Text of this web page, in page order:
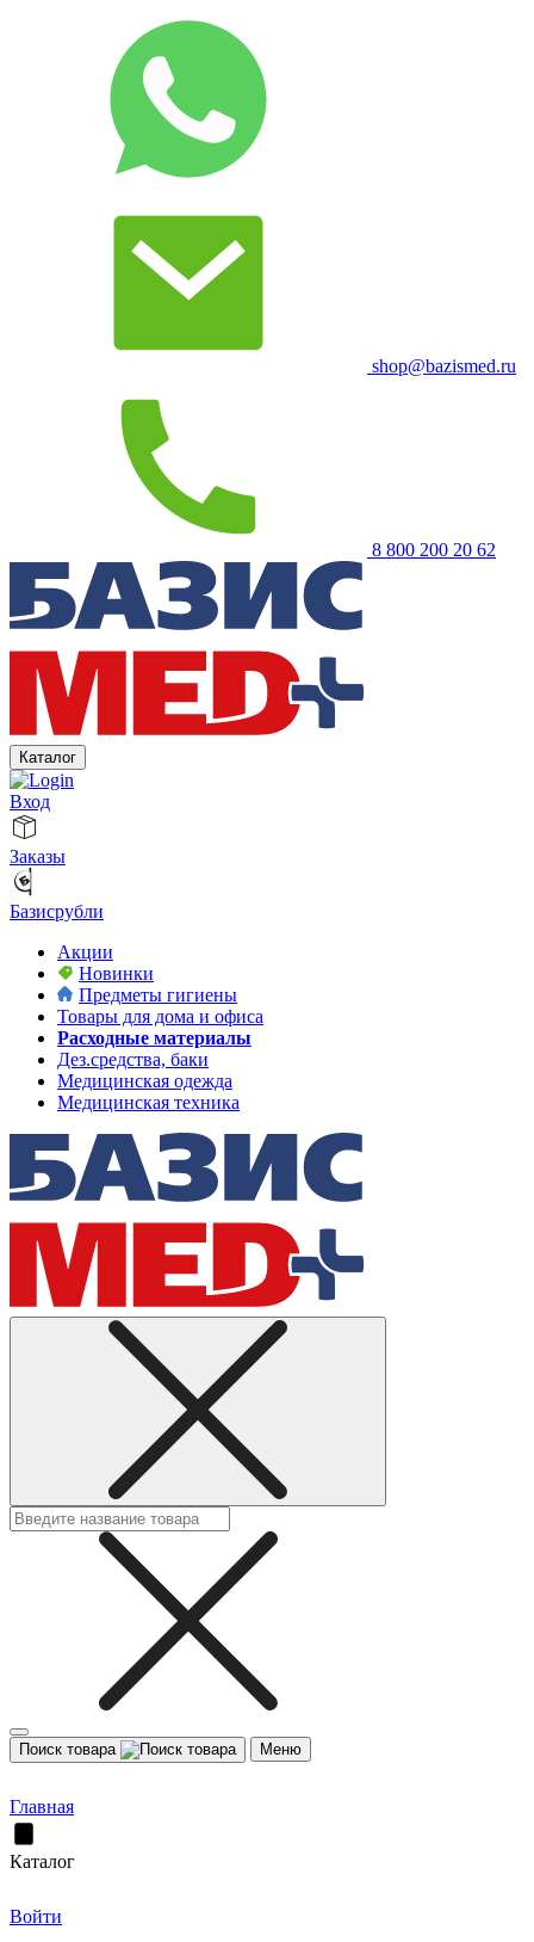
shop@bazismed.ru
8 800 200 20 62
Каталог
Вход
Заказы
Базисрубли
Акции
Новинки
Предметы гигиены
Товары для дома и офиса
Расходные материалы
Дез.средства, баки
Медицинская одежда
Медицинская техника
Поиск товара Меню
Главная
Каталог
Войти